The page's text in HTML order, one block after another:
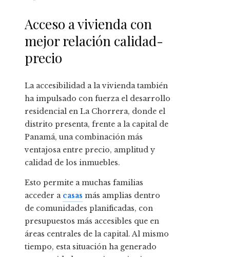
Acceso a vivienda con
mejor relación calidad-
precio
La accesibilidad a la vivienda también
ha impulsado con fuerza el desarrollo
residencial en La Chorrera, donde el
distrito presenta, frente a la capital de
Panamá, una combinación más
ventajosa entre precio, amplitud y
calidad de los inmuebles.
Esto permite a muchas familias
acceder a casas más amplias dentro
de comunidades planificadas, con
presupuestos más accesibles que en
áreas centrales de la capital. Al mismo
tiempo, esta situación ha generado